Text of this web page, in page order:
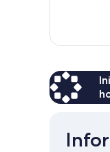
familiar,